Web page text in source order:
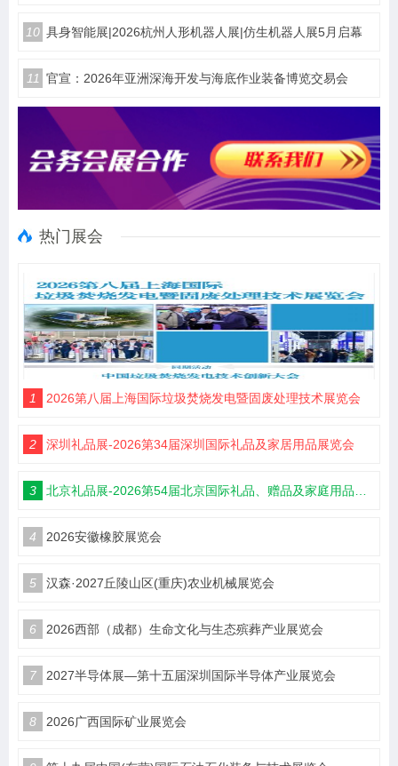
10 具身智能展|2026杭州人形机器人展|仿生机器人展5月启幕
11 官宣：2026年亚洲深海开发与海底作业装备博览交易会
热门展会
1 2026第八届上海国际垃圾焚烧发电暨固废处理技术展览会
2 深圳礼品展-2026第34届深圳国际礼品及家居用品展览会
3 北京礼品展-2026第54届北京国际礼品、赠品及家庭用品展览会
4 2026安徽橡胶展览会
5 汉森·2027丘陵山区(重庆)农业机械展览会
6 2026西部（成都）生命文化与生态殡葬产业展览会
7 2027半导体展—第十五届深圳国际半导体产业展览会
8 2026广西国际矿业展览会